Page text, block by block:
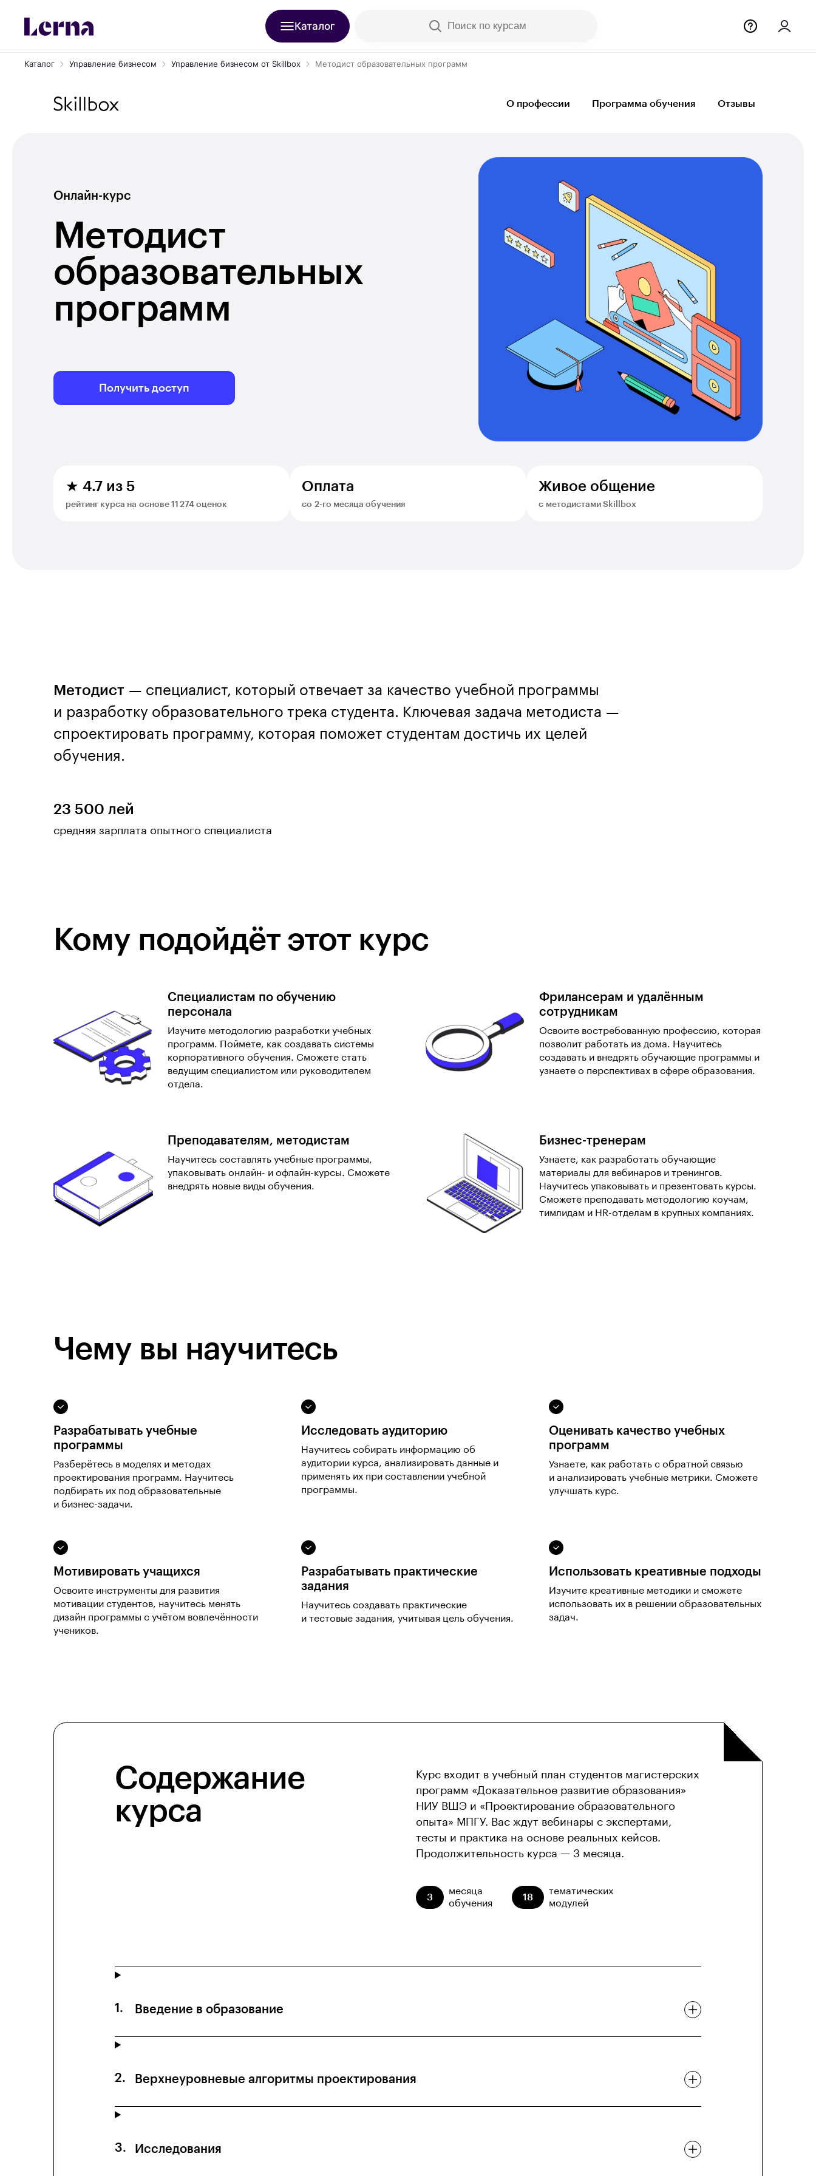
Каталог Поиск по курсам
Каталог Управление бизнесом Управление бизнесом от Skillbox Методист образовательных программ
О профессии Программа обучения Отзывы
Методист
образовательных
программ
Онлайн-курс
Получить доступ
★ 4.7 из 5
рейтинг курса на основе 11 274 оценок
Оплата
со 2-го месяца обучения
Живое общение
с методистами Skillbox
Методист — специалист, который отвечает за качество учебной программы
и разработку образовательного трека студента. Ключевая задача методиста —
спроектировать программу, которая поможет студентам достичь их целей
обучения.
23 500 лей
средняя зарплата опытного специалиста
Кому подойдёт этот курс
Специалистам по обучению
персонала
Изучите методологию разработки учебных
программ. Поймете, как создавать системы
корпоративного обучения. Сможете стать
ведущим специалистом или руководителем
отдела.
Фрилансерам и удалённым
сотрудникам
Освоите востребованную профессию, которая
позволит работать из дома. Научитесь
создавать и внедрять обучающие программы и
узнаете о перспективах в сфере образования.
Преподавателям, методистам
Научитесь составлять учебные программы,
упаковывать онлайн- и офлайн-курсы. Сможете
внедрять новые виды обучения.
Бизнес-тренерам
Узнаете, как разработать обучающие
материалы для вебинаров и тренингов.
Научитесь упаковывать и презентовать курсы.
Сможете преподавать методологию коучам,
тимлидам и HR-отделам в крупных компаниях.
Чему вы научитесь
Разрабатывать учебные
программы
Разберётесь в моделях и методах
проектирования программ. Научитесь
подбирать их под образовательные
и бизнес-задачи.
Исследовать аудиторию
Научитесь собирать информацию об
аудитории курса, анализировать данные и
применять их при составлении учебной
программы.
Оценивать качество учебных
программ
Узнаете, как работать с обратной связью
и анализировать учебные метрики. Сможете
улучшать курс.
Мотивировать учащихся
Освоите инструменты для развития
мотивации студентов, научитесь менять
дизайн программы с учётом вовлечённости
учеников.
Разрабатывать практические
задания
Научитесь создавать практические
и тестовые задания, учитывая цель обучения.
Использовать креативные подходы
Изучите креативные методики и сможете
использовать их в решении образовательных
задач.
Содержание
курса
Курс входит в учебный план студентов магистерских
программ «Доказательное развитие образования»
НИУ ВШЭ и «Проектирование образовательного
опыта» МПГУ. Вас ждут вебинары с экспертами,
тесты и практика на основе реальных кейсов.
Продолжительность курса — 3 месяца.
3
месяца
обучения
18
тематических
модулей
Введение в образование
Верхнеуровневые алгоритмы проектирования
Исследования